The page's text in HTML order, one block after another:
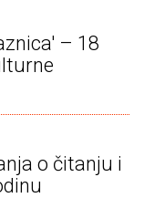
– 18
o čitanju i